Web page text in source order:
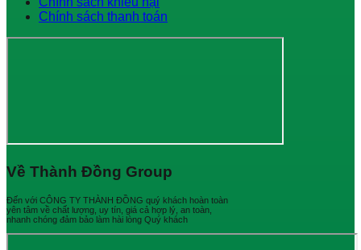
Chính sách thanh toán
Về Thành Đồng Group
Đến với CÔNG TY THÀNH ĐỒNG quý khách hoàn toàn
yên tâm về chất lượng, uy tín, giá cả hợp lý, an toàn,
nhanh chóng đảm bảo làm hài lòng Quý khách